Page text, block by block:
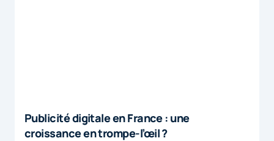
Publicité digitale en France : une
croissance en trompe-l’œil ?